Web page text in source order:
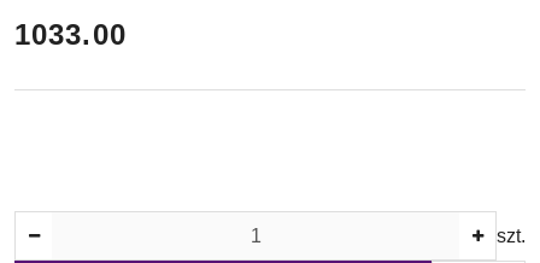
cena:
1033.00
szt.